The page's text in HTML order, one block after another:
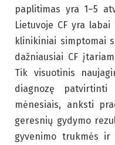
paplitimas yra 1–5
Lietuvoje CF yra
klinikiniai simptomai
dažniausiai CF
Tik visuotinis
diagnozę
mėnesiais, anksti
geresnių gydymo
gyvenimo trukmės ir